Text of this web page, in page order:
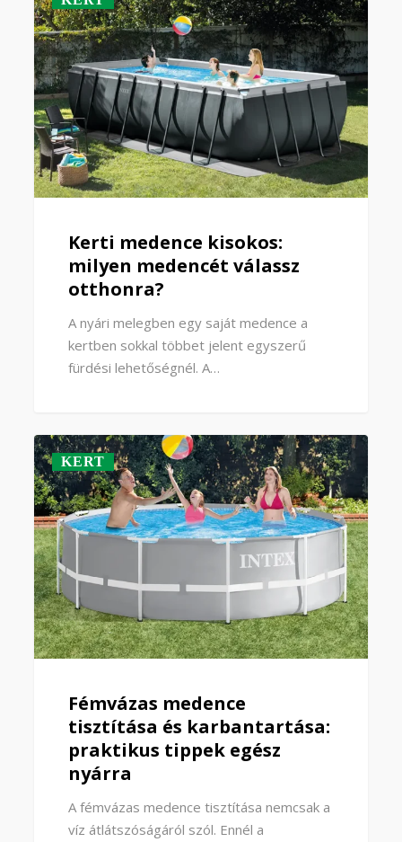
KERT
SZABADIDŐ
Irány a vízpart! SUP, strandolás és
praktikus tippek egy gondtalan nyári
naphoz
A SUP sokaknak egyet jelent a nyári vízparti
KERTÉPÍTÉS
Védjük értékeinket minden
évszakban! Faház, kerti tároló,
kocsibeálló
Az évszakok változása kihívás elé állítja a kerti
építményeinket és…
Kerti medence kisokos:
milyen medencét válassz
otthonra?
A nyári melegben egy saját medence a
kertben sokkal többet jelent egyszerű
fürdési lehetőségnél. A…
KERT
Fémvázas medence
tisztítása és karbantartása:
praktikus tippek egész
nyárra
A fémvázas medence tisztítása nemcsak a
víz átlátszóságáról szól. Ennél a